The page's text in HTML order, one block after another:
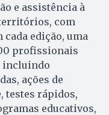
e assistência à
com
edição, uma
profissionais
incluindo
ações de
testes rápidos,
educativos,